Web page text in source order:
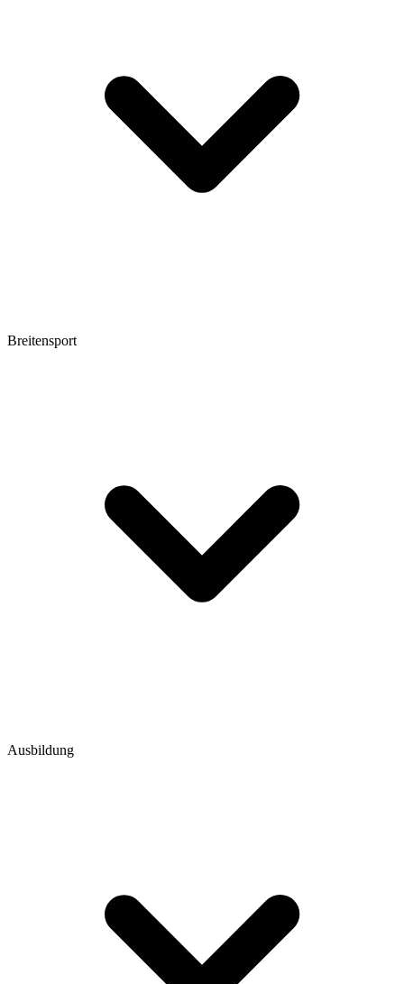
Breitensport
Ausbildung